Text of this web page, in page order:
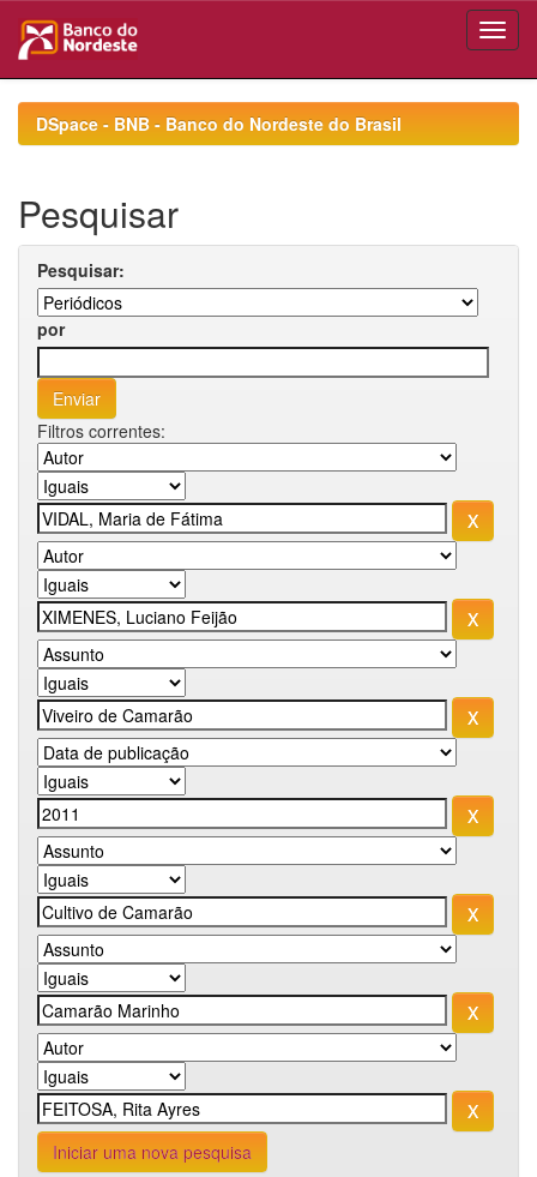
navigationDSpace - BNB - Banco do Nordeste do Brasil
Pesquisar
Pesquisar:
por
Filtros correntes:
Iniciar uma nova pesquisa